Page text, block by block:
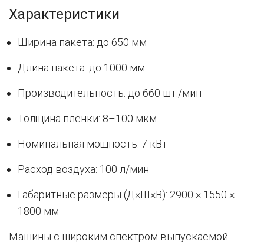
Характеристики
Ширина пакета: до 650 мм
Длина пакета: до 1000 мм
Производительность: до 660 шт./мин
Толщина пленки: 8–100 мкм
Номинальная мощность: 7 кВт
Расход воздуха: 100 л/мин
Габаритные размеры (Д×Ш×В): 2900 × 1550 ×
1800 мм
Машины с широким спектром выпускаемой